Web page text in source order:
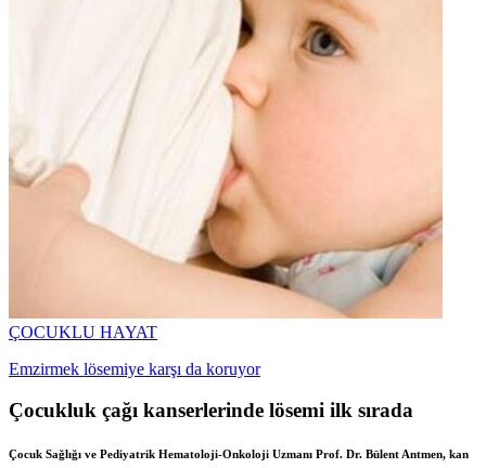
ÇOCUKLU HAYAT
Emzirmek lösemiye karşı da koruyor
Çocukluk çağı kanserlerinde lösemi ilk sırada
Çocuk Sağlığı ve Pediyatrik Hematoloji-Onkoloji Uzmanı Prof. Dr. Bülent Antmen, kan